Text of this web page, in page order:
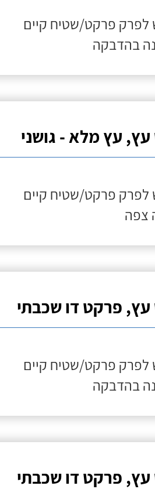
לפרק פרקט/שטיח קיים
בהדבקה
עץ מלא - גושני
לפרק פרקט/שטיח קיים
צפה
פרקט דו שכבתי
לפרק פרקט/שטיח קיים
בהדבקה
פרקט דו שכבתי